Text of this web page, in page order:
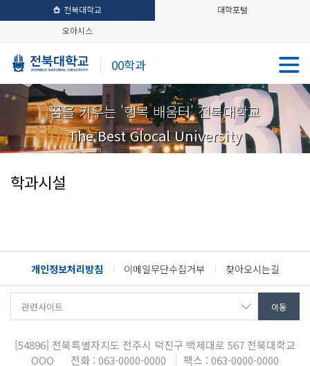
전북대학교
대학포털
오아시스
00학과
꿈을 키우는 '행복 배움터' 전북대학교
The Best Glocal University
학과시설
개인정보처리방침 이메일무단수집거부 찾아오시는길
[54896] 전북특별자치도 전주시 덕진구 백제대로 567 전북대학교
OOO
전화 : 063-0000-0000
팩스 : 063-0000-0000